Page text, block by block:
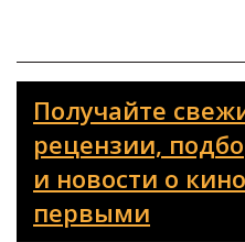
Получайте
рецензии,
и новости о кино
первыми